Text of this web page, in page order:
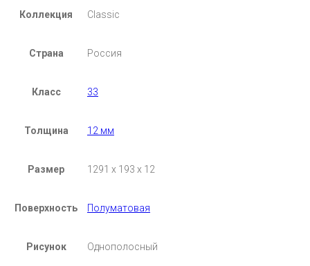
Коллекция Classic
Страна Россия
Класс 33
Толщина 12 мм
Размер 1291 х 193 х 12
Поверхность Полуматовая
Рисунок Однополосный